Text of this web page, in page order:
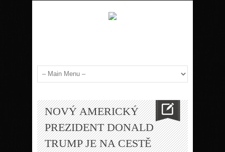
NOVÝ AMERICKÝ
PREZIDENT DONALD
TRUMP JE NA CESTĚ